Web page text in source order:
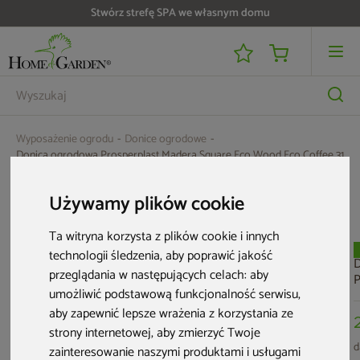
Używamy plików cookie
Ta witryna korzysta z plików cookie i innych
technologii śledzenia, aby poprawić jakość
przeglądania w następujących celach:aby
umożliwić podstawową funkcjonalność serwisu,
aby zapewnić lepsze wrażenia z korzystania ze
strony internetowej,aby zmierzyć Twoje
zainteresowanie naszymi produktami i usługami
Stwórz strefę SPA we własnym domu
Wyposażenie ogrodu
Donice ogrodowe
Donica ogrodowa Prosperplast Madera Square Eco Wood Eco Coffee 31 l
Aktualne oferty
Nowość Nowość